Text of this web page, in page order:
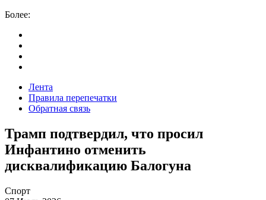
Более:
Лента
Правила перепечатки
Обратная связь
Трамп подтвердил, что просил
Инфантино отменить
дисквалификацию Балогуна
Спорт